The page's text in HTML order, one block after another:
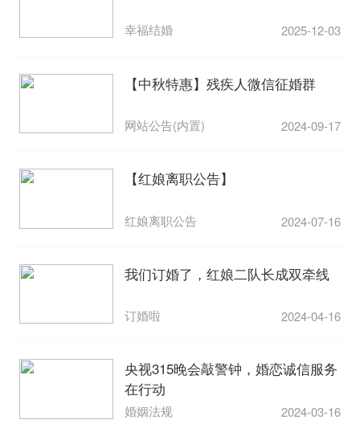
幸福结婚 2025-12-03
【中秋特惠】残疾人微信征婚群
网站公告(内置) 2024-09-17
【红娘离职公告】
红娘离职公告 2024-07-16
我们订婚了，红娘二队长成双牵线
订婚啦 2024-04-16
央视315晚会敲警钟，婚恋诚信服务
在行动
婚姻法规 2024-03-16